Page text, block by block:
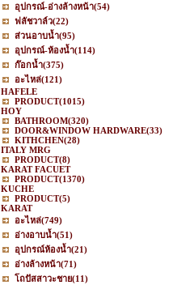
อุปกรณ์-อ่างล้างหน้า(54)
ฟลัชวาล์ว(22)
ส่วนอาบน้ำ(95)
อุปกรณ์-ห้องน้ำ(114)
ก๊อกน้ำ(375)
อะไหล่(121)
HAFELE
PRODUCT(1015)
HOY
BATHROOM(320)
DOOR&WINDOW HARDWARE(33)
KITHCHEN(28)
ITALY MRG
PRODUCT(8)
KARAT FACUET
PRODUCT(1370)
KUCHE
PRODUCT(5)
KARAT
อะไหล่(749)
อ่างอาบน้ำ(51)
อุปกรณ์ห้องน้ำ(21)
อ่างล้างหน้า(71)
โถปัสสาวะชาย(11)